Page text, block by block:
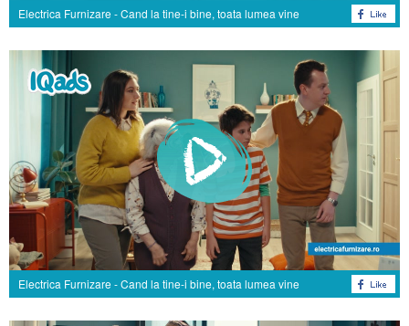
Electrica Furnizare - Cand la tine-i bine, toata lumea vine
Electrica Furnizare - Cand la tine-i bine, toata lumea vine